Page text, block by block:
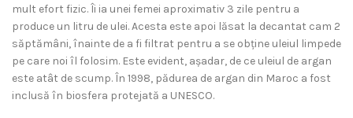
mult efort fizic. Îi ia unei femei aproximativ 3 zile pentru a
produce un litru de ulei. Acesta este apoi lăsat la decantat cam 2
săptămâni, înainte de a fi filtrat pentru a se obține uleiul limpede
pe care noi îl folosim. Este evident, așadar, de ce uleiul de argan
este atât de scump. În 1998, pădurea de argan din Maroc a fost
inclusă în biosfera protejată a UNESCO.